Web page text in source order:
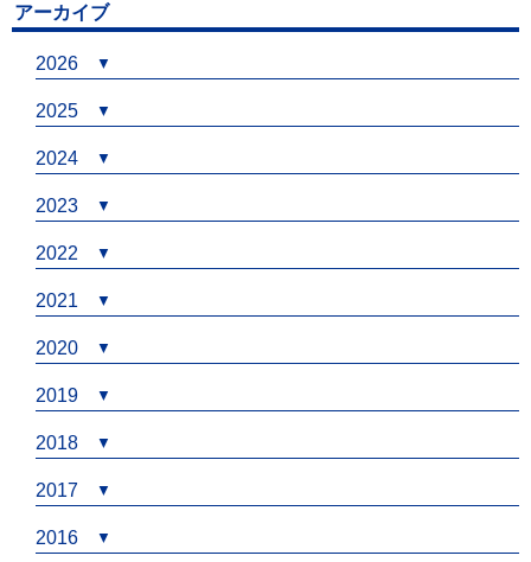
アーカイブ
2026
2025
2024
2023
2022
2021
2020
2019
2018
2017
2016